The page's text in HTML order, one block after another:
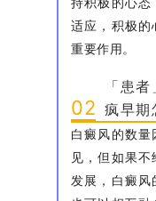
适应，积极的
重要作用。
02
「患
疯早期
白癜风的数量
见，但如果
发展，白癜风